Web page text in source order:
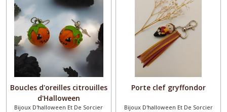
Boucles d'oreilles citrouilles
d'Halloween
Bijoux D'halloween Et De Sorcier
Porte clef gryffondor
Bijoux D'halloween Et De Sorcier